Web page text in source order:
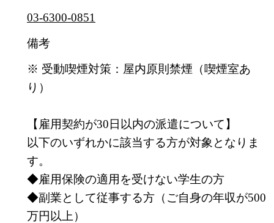
03-6300-0851
備考
※ 受動喫煙対策：屋内原則禁煙（喫煙室あ
り）
【雇用契約が30日以内の派遣について】
以下のいずれかに該当する方が対象となりま
す。
◆雇用保険の適用を受けない学生の方
◆副業として従事する方（ご自身の年収が500
万円以上）